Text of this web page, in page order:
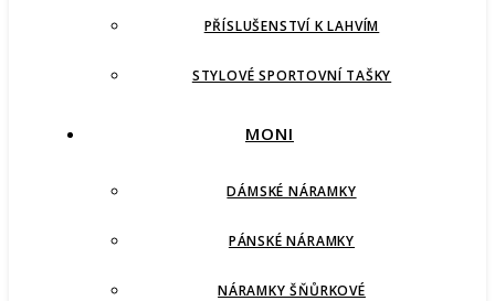
PŘÍSLUŠENSTVÍ K LAHVÍM
STYLOVÉ SPORTOVNÍ TAŠKY
MONI
DÁMSKÉ NÁRAMKY
PÁNSKÉ NÁRAMKY
NÁRAMKY ŠŇŮRKOVÉ